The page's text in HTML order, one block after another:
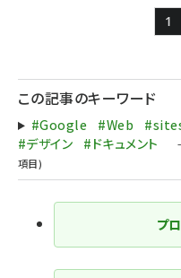
1
この記事のキーワード
#Google #Web
#デザイン
#ドキュメント
プ